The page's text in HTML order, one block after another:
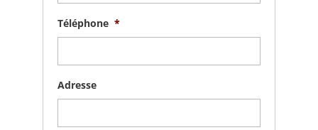
Téléphone *
Adresse